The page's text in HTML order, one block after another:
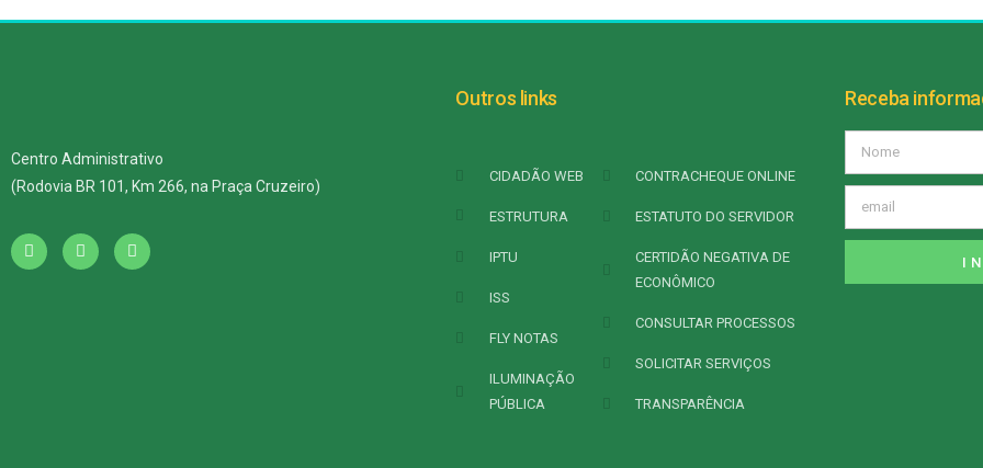
Centro Administrativo
(Rodovia BR 101, Km 266, na Praça Cruzeiro)
Outros links
CIDADÃO WEB
ESTRUTURA
IPTU
ISS
FLY NOTAS
ILUMINAÇÃO
PÚBLICA
CONTRACHEQUE ONLINE
ESTATUTO DO SERVIDOR
CERTIDÃO NEGATIVA DE
ECONÔMICO
CONSULTAR PROCESSOS
SOLICITAR SERVIÇOS
TRANSPARÊNCIA
Receba